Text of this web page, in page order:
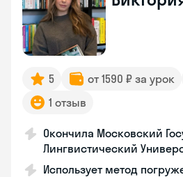
5 от 1590 ₽ за урок
1 отзыв
Окончила Московский
Лингвистический
Использует метод